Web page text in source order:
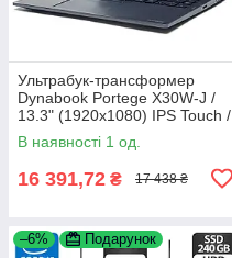
Ультрабук-трансформер
Dynabook Portege X30W-J /
13.3" (1920x1080) IPS Touch /
Intel Core i5-1135G7 (4 (8)
ядра по 2.4 - 4.2 GHz) /
В наявності 1 од.
16 391,72 ₴ 17 438 ₴
–6% Подарунок